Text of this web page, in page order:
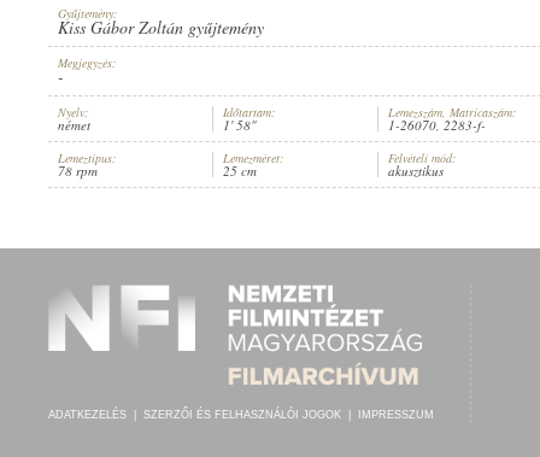
ELŐADÓ: HANSI FÜHRER,ISMERETLEN ZENÉSZ (ZONGORA)
LEMEZSZÁM:
Gyűjtemény:
Kiss Gábor Zoltán gyűjtemény
Megjegyzés:
-
Nyelv:
német
Időtartam:
1' 58"
Lemezszám, Matricaszám:
1-26070, 2283-f-
Lemeztípus:
78 rpm
Lemezméret:
25 cm
Felvételi mód:
akusztikus
ADATKEZELÉS SZERZŐI ÉS FELHASZNÁLÓI JOGOK IMPRESSZUM